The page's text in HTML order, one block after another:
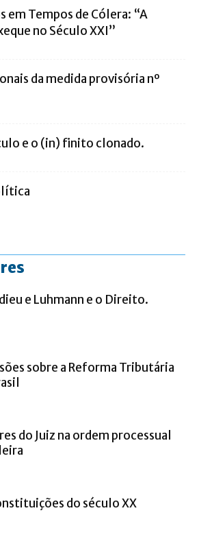
em Tempos de Cólera: “A
no Século XXI”
da medida provisória nº
e o (in) finito clonado.
e Luhmann e o Direito.
sobre a Reforma Tributária
do Juiz na ordem processual
do século XX